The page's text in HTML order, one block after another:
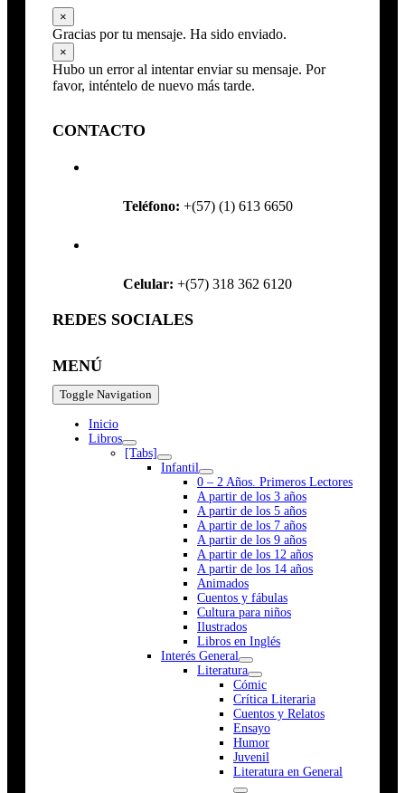
×
Gracias por tu mensaje. Ha sido enviado.
×
Hubo un error al intentar enviar su mensaje. Por
favor, inténtelo de nuevo más tarde.
CONTACTO
Teléfono: +(57) (1) 613 6650
Celular: +(57) 318 362 6120
REDES SOCIALES
MENÚ
Toggle Navigation
Inicio
Libros
[Tabs]
Infantil
0 – 2 Años. Primeros Lectores
A partir de los 3 años
A partir de los 5 años
A partir de los 7 años
A partir de los 9 años
A partir de los 12 años
A partir de los 14 años
Animados
Cuentos y fábulas
Cultura para niños
Ilustrados
Libros en Inglés
Interés General
Literatura
Cómic
Crítica Literaria
Cuentos y Relatos
Ensayo
Humor
Juvenil
Literatura en General